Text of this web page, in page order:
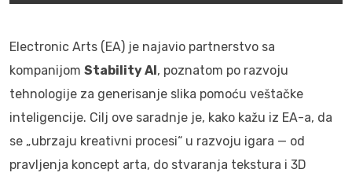
Electronic Arts (EA) je najavio partnerstvo sa
kompanijom Stability AI, poznatom po razvoju
tehnologije za generisanje slika pomoću veštačke
inteligencije. Cilj ove saradnje je, kako kažu iz EA-a, da
se „ubrzaju kreativni procesi“ u razvoju igara — od
pravljenja koncept arta, do stvaranja tekstura i 3D